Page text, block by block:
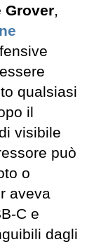
Grover,
qualsiasi
il
visibile
può
o
aveva
C e
dagli